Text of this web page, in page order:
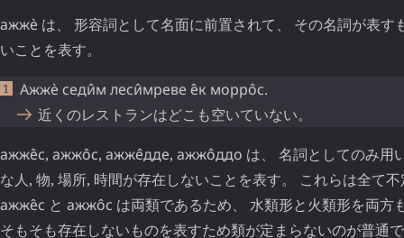
ажжѐ は、 形容詞として名面に前置されて、 その名詞が表す
いことを表す。
Ажжѐ седи̂м леси̂мреве е̂к морро̂с.
近くのレストランはどこも空いていない。
ажже̂с, ажжо̂с, ажже̂дде, ажжо̂ддо は、 名詞としてのみ用
な人, 物, 場所, 時間が存在しないことを表す。 これらは全て
ажже̂с と ажжо̂с は両類であるため、 水類形と火類形を両方
そもそも存在しないものを表すため類が定まらないのが普通